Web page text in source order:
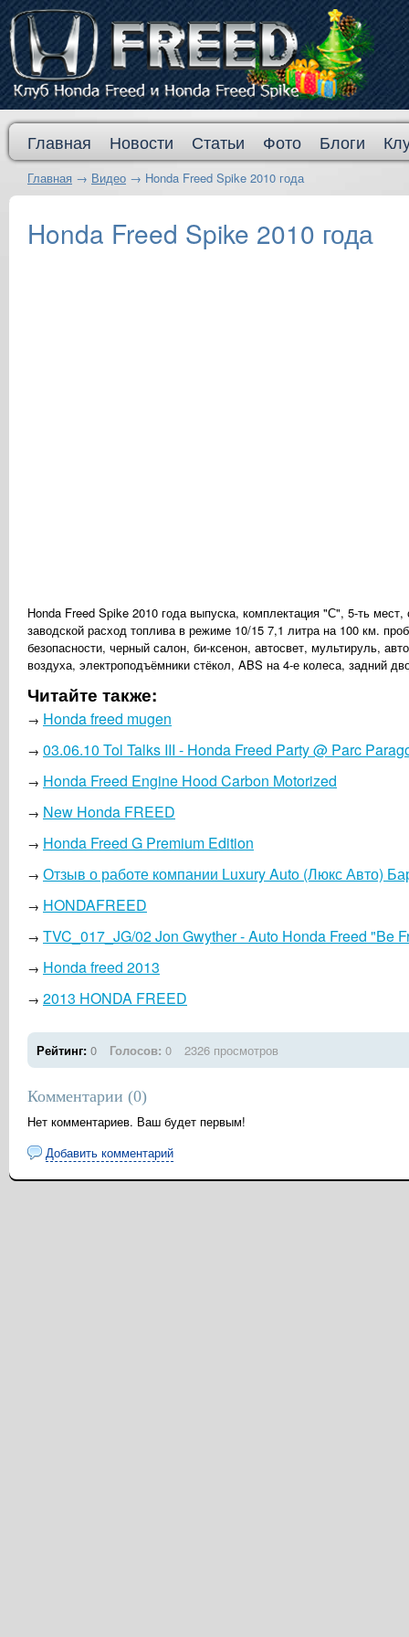
Главная Новости Статьи Фото Блоги
Главная → Видео → Honda Freed Spike 2010 года
Honda Freed Spike 2010 года
Honda Freed Spike 2010 года выпуска, комплектация "С", 5-ть
заводской расход топлива в режиме 10/15 7,1 литра на 100 км.
безопасности, черный салон, би-ксенон, автосвет, мультируль,
воздуха, электроподъёмники стёкол, ABS на 4-е колеса, задний
Читайте также:
→ Honda freed mugen
→ 03.06.10 Tol Talks III - Honda Freed Party @ Parc
→ Honda Freed Engine Hood Carbon Motorized
→ New Honda FREED
→ Honda Freed G Premium Edition
→ Отзыв о работе компании Luxury Auto (Люкс Авто)
→ HONDAFREED
→ TVC_017_JG/02 Jon Gwyther - Auto Honda Freed "Be
→ Honda freed 2013
→ 2013 HONDA FREED
Рейтинг: 0 Голосов: 0 2326 просмотров
Комментарии (0)
Нет комментариев. Ваш будет первым!
Добавить комментарий